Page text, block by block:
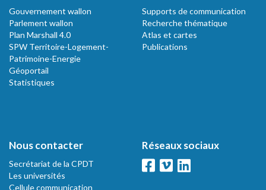
Gouvernement wallon
Parlement wallon
Plan Marshall 4.0
SPW Territoire-Logement-
Patrimoine-Energie
Géoportail
Statistiques
Supports de communication
Recherche thématique
Atlas et cartes
Publications
Nous contacter
Secrétariat de la CPDT
Les universités
Cellule communication
Réseaux sociaux